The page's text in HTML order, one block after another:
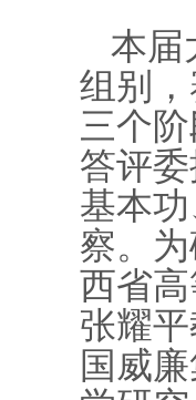
本届
组别
三个
答评
基本
察。
西省
张耀
国威